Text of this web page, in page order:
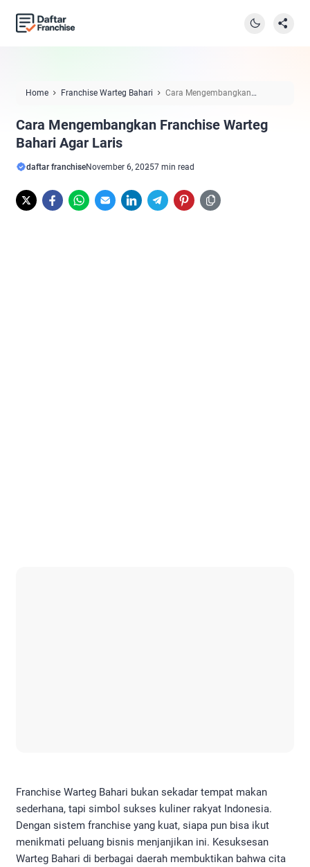
Home Franchise Warteg Bahari
Cara Mengembangkan
Cara Mengembangkan Franchise Warteg
Bahari Agar Laris
daftar franchiseNovember 6, 20257 min read
Franchise Warteg Bahari bukan sekadar tempat makan
sederhana, tapi simbol sukses kuliner rakyat Indonesia.
Dengan sistem franchise yang kuat, siapa pun bisa ikut
menikmati peluang bisnis menjanjikan ini. Kesuksesan
Warteg Bahari di berbagai daerah membuktikan bahwa cita